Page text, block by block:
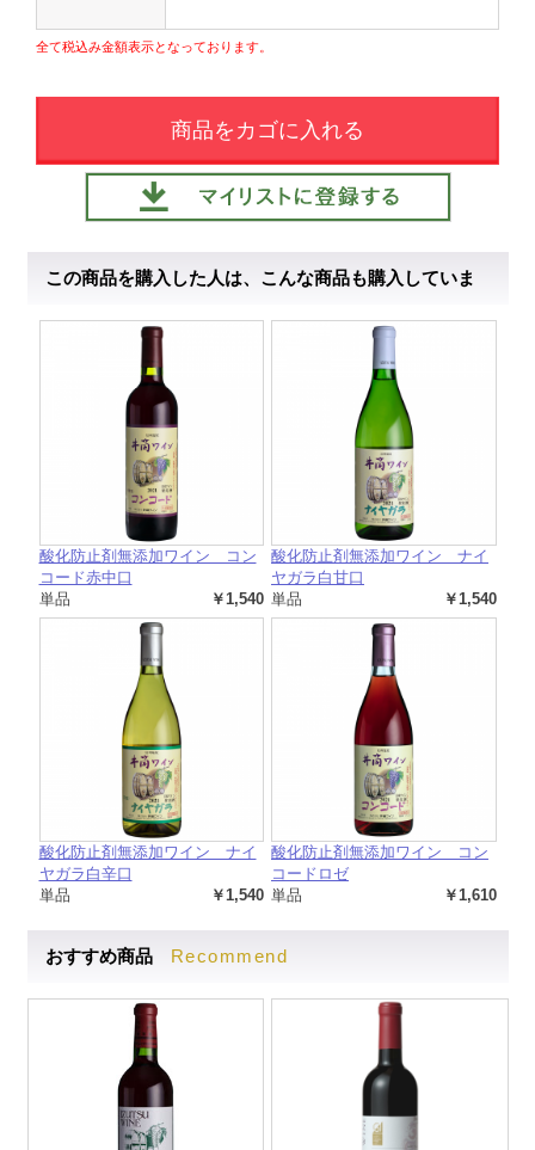
全て税込み金額表示となっております。
商品をカゴに入れる
この商品を購入した人は、こんな商品も購入していま
酸化防止剤無添加ワイン コン
コード赤中口
単品
￥1,540
酸化防止剤無添加ワイン ナイ
ヤガラ白甘口
単品
￥1,540
酸化防止剤無添加ワイン ナイ
ヤガラ白辛口
単品
￥1,540
酸化防止剤無添加ワイン コン
コードロゼ
単品
￥1,610
おすすめ商品 Recommend